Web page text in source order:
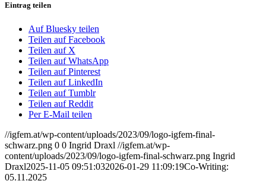
Eintrag teilen
Auf Bluesky teilen
Teilen auf Facebook
Teilen auf X
Teilen auf WhatsApp
Teilen auf Pinterest
Teilen auf LinkedIn
Teilen auf Tumblr
Teilen auf Reddit
Per E-Mail teilen
//igfem.at/wp-content/uploads/2023/09/logo-igfem-final-
schwarz.png 0 0 Ingrid Draxl //igfem.at/wp-
content/uploads/2023/09/logo-igfem-final-schwarz.png Ingrid
Draxl2025-11-05 09:51:032026-01-29 11:09:19Co-Writing:
05.11.2025